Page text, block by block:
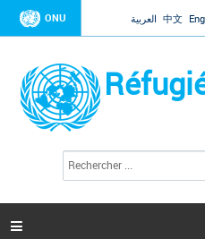
Jump to
ONU العربية 中文
c
